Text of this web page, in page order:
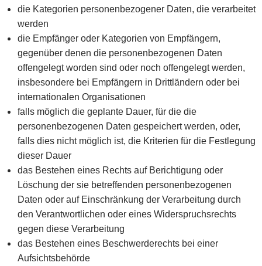
die Kategorien personenbezogener Daten, die verarbeitet
werden
die Empfänger oder Kategorien von Empfängern,
gegenüber denen die personenbezogenen Daten
offengelegt worden sind oder noch offengelegt werden,
insbesondere bei Empfängern in Drittländern oder bei
internationalen Organisationen
falls möglich die geplante Dauer, für die die
personenbezogenen Daten gespeichert werden, oder,
falls dies nicht möglich ist, die Kriterien für die Festlegung
dieser Dauer
das Bestehen eines Rechts auf Berichtigung oder
Löschung der sie betreffenden personenbezogenen
Daten oder auf Einschränkung der Verarbeitung durch
den Verantwortlichen oder eines Widerspruchsrechts
gegen diese Verarbeitung
das Bestehen eines Beschwerderechts bei einer
Aufsichtsbehörde